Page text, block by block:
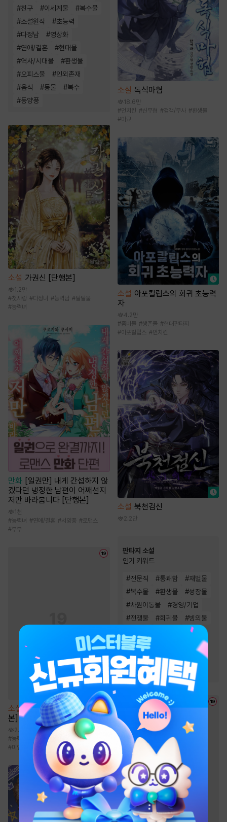
#친구 #이세계물 #복수물
#소설원작 #초능력
#다정남 #영상화
#연애/결혼 #현대물
#역사/시대물 #환생물
#오피스물 #인외존재
#음식 #동물 #복수
#동양풍
소설 가권신 [단행본]
1.2만
#첫사랑 #다정녀 #능력남 #달달물
#능력녀
만화
[일권만] 내게 간섭하지 않
겠다던 냉정한 남편이 어째선지
저만 바라봅니다 [단행본]
1천
#능력녀 #연애/결혼 #서양풍 #로맨스
#부부
소설 [BL] 루멘 프로젝트 [단행
본]
2.2만
#능력수 애절물 #외유내강수
#미인수
소설 독식마협
18.6만
#먼치킨 #신무협 #검객/무사 #환생물
#마교
소설 아포칼립스의 회귀 초능력
자
4.2만
#좀비물 #생존물 #현대판타지
#아포칼립스 #먼치킨
소설 북천검신
2.2만
판타지 소설
인기 키워드
#전문직 #통쾌함 #재벌물
#복수물 #환생물 #성장물
#차원이동물 #경영/기업
#전쟁물 #회귀물 #빙의물
#스포츠물
#시스템 #유쾌함
# 게임시스템 # 먼치킨